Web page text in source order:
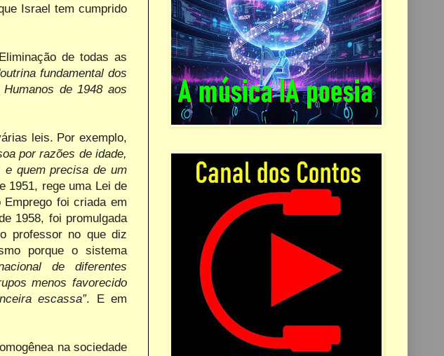
Israel tem cumprido
de todas as
fundamental dos
de 1948 aos
leis. Por exemplo,
por razões de idade,
e quem precisa de um
1951, rege uma Lei de
foi criada em
1958, foi promulgada
professor no que diz
porque o sistema
de diferentes
menos favorecido
escassa”. E em
na sociedade